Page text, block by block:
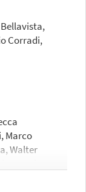
Corradi,
Marco
Walter
Antonio